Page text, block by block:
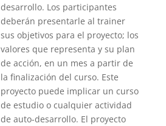
desarrollo. Los participantes
deberán presentarle al trainer
sus objetivos para el proyecto; los
valores que representa y su plan
de acción, en un mes a partir de
la finalización del curso. Este
proyecto puede implicar un curso
de estudio o cualquier actividad
de auto-desarrollo. El proyecto